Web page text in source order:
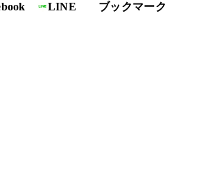
LINE
ブックマーク